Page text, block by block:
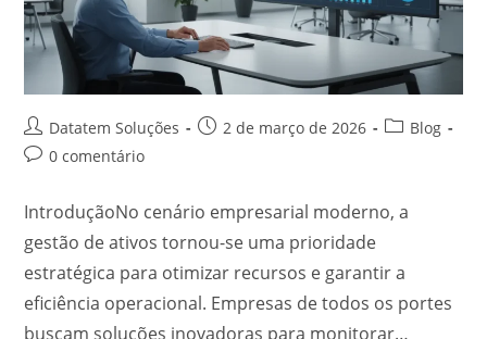
Datatem Soluções 2 de março de 2026
Blog
0 comentário
IntroduçãoNo cenário empresarial moderno, a
gestão de ativos tornou-se uma prioridade
estratégica para otimizar recursos e garantir a
eficiência operacional. Empresas de todos os portes
buscam soluções inovadoras para monitorar…